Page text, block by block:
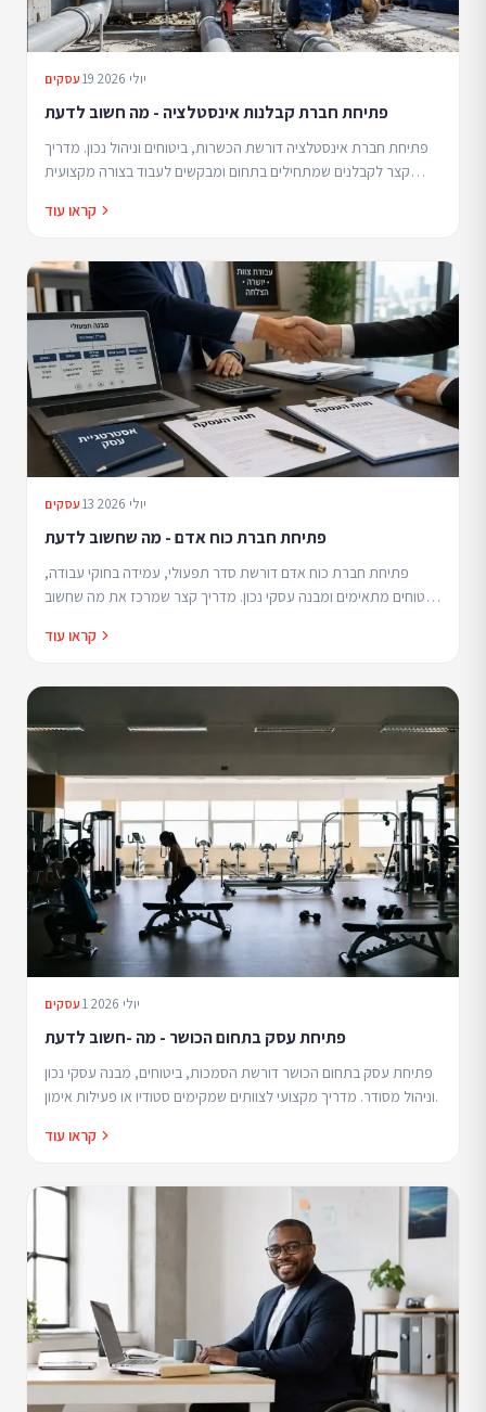
עסקים 19 יולי 2026
פתיחת חברת קבלנות אינסטלציה - מה חשוב לדעת
פתיחת חברת אינסטלציה דורשת הכשרות, ביטוחים וניהול נכון. מדריך
קצר לקבלנים שמתחילים בתחום ומבקשים לעבוד בצורה מקצועית
קראו עוד
עסקים 13 יולי 2026
פתיחת חברת כוח אדם - מה שחשוב לדעת
פתיחת חברת כוח אדם דורשת סדר תפעולי, עמידה בחוקי עבודה,
ביטוחים מתאימים ומבנה עסקי נכון. מדריך קצר שמרכז את מה שחשוב
קראו עוד
עסקים 1 יולי 2026
פתיחת עסק בתחום הכושר - מה -חשוב לדעת
פתיחת עסק בתחום הכושר דורשת הסמכות, ביטוחים, מבנה עסקי נכון
וניהול מסודר. מדריך מקצועי לצוותים שמקימים סטודיו או פעילות אימון.
קראו עוד